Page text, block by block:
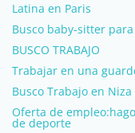
Latina en Paris
Busco baby-sitter
BUSCO TRABAJO
Trabajar en una
Busco Trabajo en Niza
Oferta de
de deporte